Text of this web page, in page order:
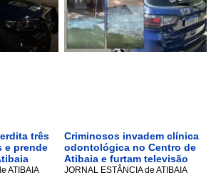
três
e prende
ATIBAIA
Criminosos invadem clínica
odontológica no Centro de
Atibaia e furtam televisão
JORNAL ESTÂNCIA de ATIBAIA